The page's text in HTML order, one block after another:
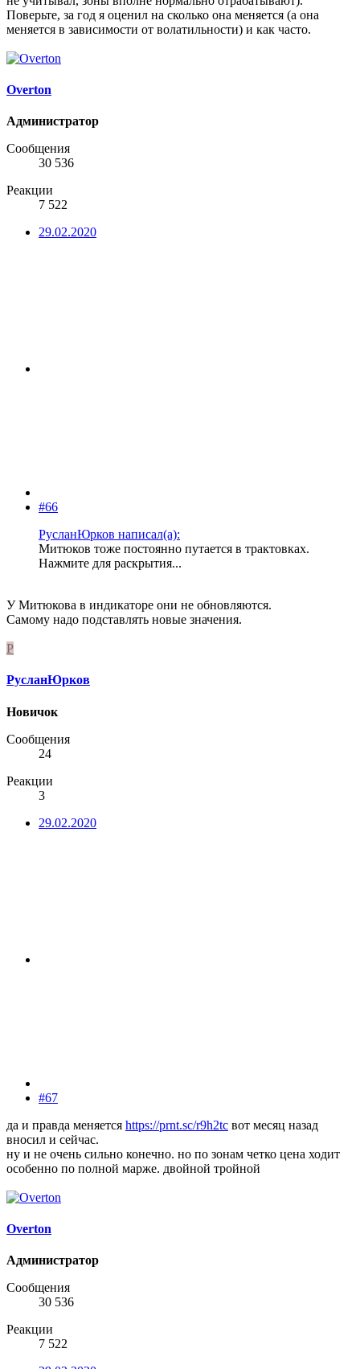
Поверьте, за год я оценил на сколько она меняется (а она
меняется в зависимости от волатильности) и как часто.
Overton
Администратор
Сообщения
30 536
Реакции
7 522
29.02.2020
#66
РусланЮрков написал(а):
Митюков тоже постоянно путается в трактовках.
Нажмите для раскрытия...
У Митюкова в индикаторе они не обновляются.
Самому надо подставлять новые значения.
Р
РусланЮрков
Новичок
Сообщения
24
Реакции
3
29.02.2020
#67
да и правда меняется https://prnt.sc/r9h2tc вот месяц назад
вносил и сейчас.
ну и не очень сильно конечно. но по зонам четко цена ходит
особенно по полной марже. двойной тройной
Overton
Администратор
Сообщения
30 536
Реакции
7 522